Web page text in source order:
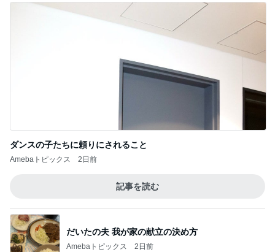
記事を読む
Amebaトピックス 2日前
たった1日でマイナス152万円
Amebaトピックス 16時間前